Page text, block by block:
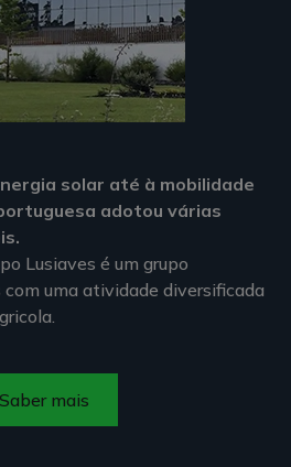
solar até à mobilidade
adotou várias
Lusiaves é um grupo
uma atividade diversificada
Saber mais